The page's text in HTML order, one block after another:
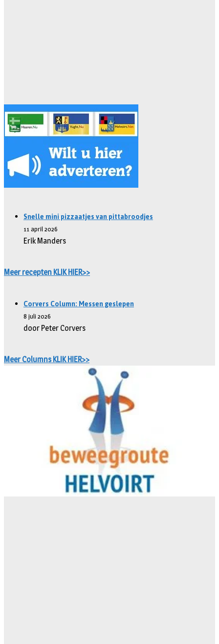
Snelle mini pizzaatjes van pittabroodjes
11 april 2026
Erik Manders
Meer recepten KLIK HIER>>
Corvers Column: Messen geslepen
8 juli 2026
door Peter Corvers
Meer Columns KLIK HIER>>